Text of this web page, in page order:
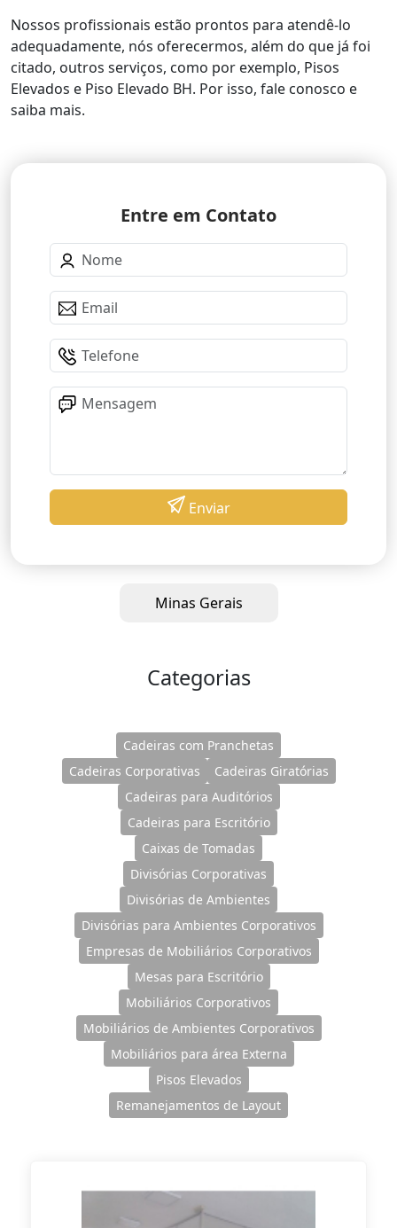
Nossos profissionais estão prontos para atendê-lo
adequadamente, nós oferecermos, além do que já foi
citado, outros serviços, como por exemplo, Pisos
Elevados e Piso Elevado BH. Por isso, fale conosco e
saiba mais.
Entre em Contato
Enviar
Minas Gerais
Categorias
Cadeiras com Pranchetas
Cadeiras Corporativas
Cadeiras Giratórias
Cadeiras para Auditórios
Cadeiras para Escritório
Caixas de Tomadas
Divisórias Corporativas
Divisórias de Ambientes
Divisórias para Ambientes Corporativos
Empresas de Mobiliários Corporativos
Mesas para Escritório
Mobiliários Corporativos
Mobiliários de Ambientes Corporativos
Mobiliários para área Externa
Pisos Elevados
Remanejamentos de Layout